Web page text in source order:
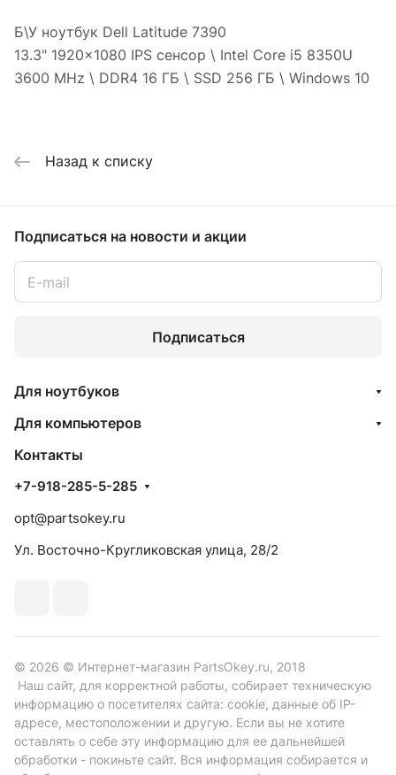
Б\У ноутбук Dell Latitude 7390
13.3" 1920x1080 IPS сенсор \ Intel Core i5 8350U
3600 MHz \ DDR4 16 ГБ \ SSD 256 ГБ \ Windows 10
Назад к списку
Подписаться на новости и акции
Подписаться
Для ноутбуков
Для компьютеров
Контакты
+7-918-285-5-285
opt@partsokey.ru
Ул. Восточно-Кругликовская улица, 28/2
© 2026 © Интернет-магазин PartsOkey.ru, 2018
Наш сайт, для корректной работы, собирает техническую
информацию о посетителях сайта: cookie, данные об IP-
адресе, местоположении и другую. Если вы не хотите
оставлять о себе эту информацию для ее дальнейшей
обработки - покиньте сайт. Вся информация собирается и